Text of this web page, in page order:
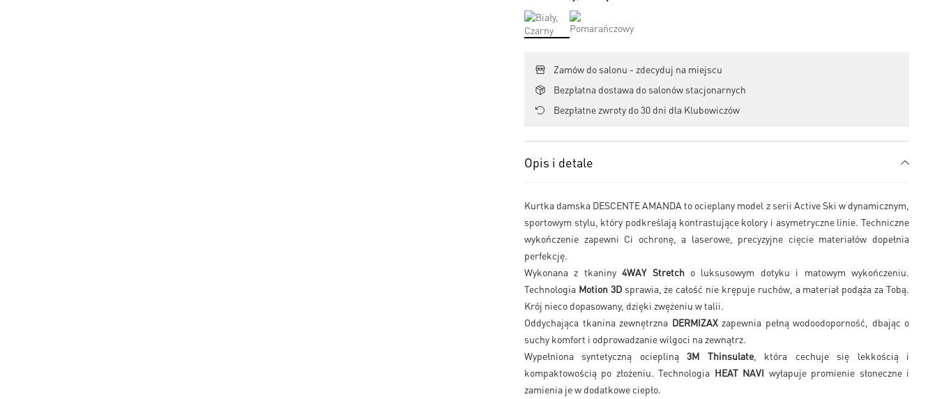
Zamów do salonu - zdecyduj na miejscu
Bezpłatna dostawa do salonów stacjonarnych
Bezpłatne zwroty do 30 dni dla Klubowiczów
Opis i detale
Kurtka damska DESCENTE AMANDA to ocieplany model z serii Active Ski w dynamicznym,
sportowym stylu, który podkreślają kontrastujące kolory i asymetryczne linie. Techniczne
wykończenie zapewni Ci ochronę, a laserowe, precyzyjne cięcie materiałów dopełnia
perfekcję.
Wykonana z tkaniny4WAY Stretcho luksusowym dotyku i matowym wykończeniu.
Technologia Motion 3Dsprawia, że całość nie krępuje ruchów, a materiał podąża za Tobą.
Krój nieco dopasowany, dzięki zwężeniu w talii.
Oddychająca tkanina zewnętrzna DERMIZAXzapewnia pełną wodoodoporność, dbając o
suchy komfort i odprowadzanie wilgoci na zewnątrz.
Wypełniona syntetyczną ociepliną3M Thinsulate, która cechuje się lekkością i
kompaktowością po złożeniu. Technologia HEAT NAVI wyłapuje promienie słoneczne i
zamienia je w dodatkowe ciepło.